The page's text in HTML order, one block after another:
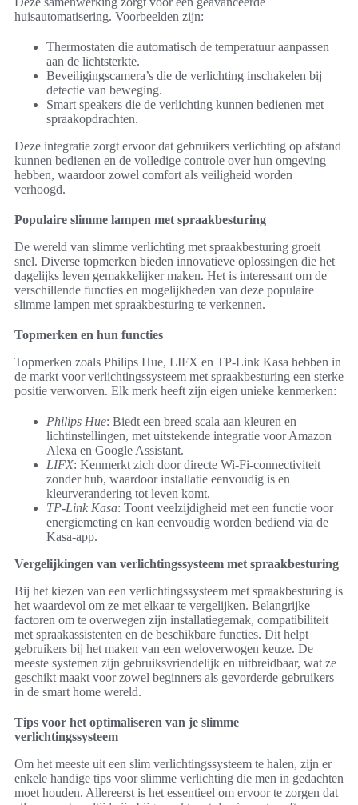
huisautomatisering. Voorbeelden zijn:
Thermostaten die automatisch de temperatuur aanpassen
aan de lichtsterkte.
Beveiligingscamera’s die de verlichting inschakelen bij
detectie van beweging.
Smart speakers die de verlichting kunnen bedienen met
spraakopdrachten.
Deze integratie zorgt ervoor dat gebruikers verlichting op afstand
kunnen bedienen en de volledige controle over hun omgeving
hebben, waardoor zowel comfort als veiligheid worden
verhoogd.
Populaire slimme lampen met spraakbesturing
De wereld van slimme verlichting met spraakbesturing groeit
snel. Diverse topmerken bieden innovatieve oplossingen die het
dagelijks leven gemakkelijker maken. Het is interessant om de
verschillende functies en mogelijkheden van deze populaire
slimme lampen met spraakbesturing te verkennen.
Topmerken en hun functies
Topmerken zoals Philips Hue, LIFX en TP-Link Kasa hebben in
de markt voor verlichtingssysteem met spraakbesturing een sterke
positie verworven. Elk merk heeft zijn eigen unieke kenmerken:
Philips Hue: Biedt een breed scala aan kleuren en
lichtinstellingen, met uitstekende integratie voor Amazon
Alexa en Google Assistant.
LIFX: Kenmerkt zich door directe Wi-Fi-connectiviteit
zonder hub, waardoor installatie eenvoudig is en
kleurverandering tot leven komt.
TP-Link Kasa: Toont veelzijdigheid met een functie voor
energiemeting en kan eenvoudig worden bediend via de
Kasa-app.
Vergelijkingen van verlichtingssysteem met spraakbesturing
Bij het kiezen van een verlichtingssysteem met spraakbesturing is
het waardevol om ze met elkaar te vergelijken. Belangrijke
factoren om te overwegen zijn installatiegemak, compatibiliteit
met spraakassistenten en de beschikbare functies. Dit helpt
gebruikers bij het maken van een weloverwogen keuze. De
meeste systemen zijn gebruiksvriendelijk en uitbreidbaar, wat ze
geschikt maakt voor zowel beginners als gevorderde gebruikers
in de smart home wereld.
Tips voor het optimaliseren van je slimme
verlichtingssysteem
Om het meeste uit een slim verlichtingssysteem te halen, zijn er
enkele handige tips voor slimme verlichting die men in gedachten
moet houden. Allereerst is het essentieel om ervoor te zorgen dat